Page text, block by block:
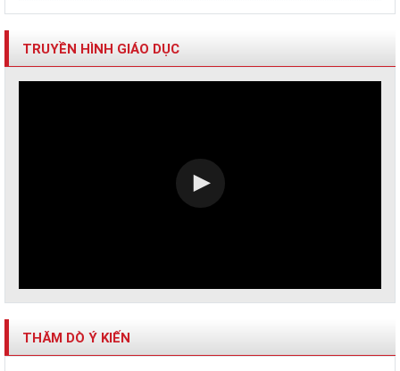
TRUYỀN HÌNH GIÁO DỤC
THĂM DÒ Ý KIẾN